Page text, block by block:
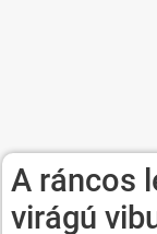
A ráncos
virágú